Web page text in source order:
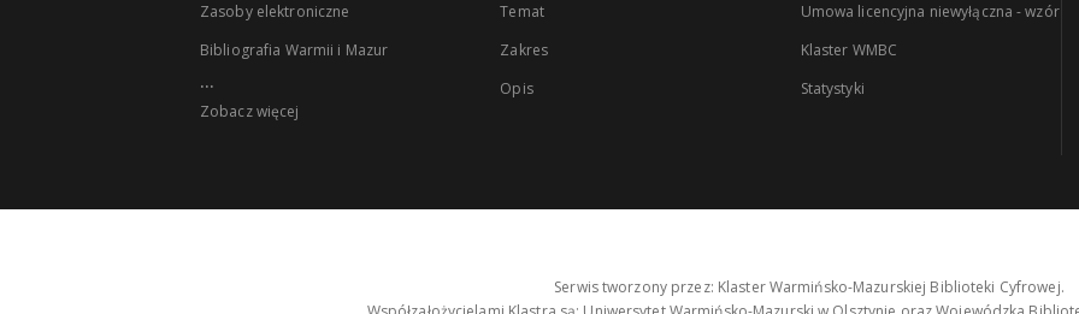
Zasoby elektroniczne
Bibliografia Warmii i Mazur
...
Zobacz więcej
Temat
Zakres
Opis
Umowa licencyjna niewyłączna - wzór
Klaster WMBC
Statystyki
Serwis tworzony przez: Klaster Warmińsko-Mazurskiej Biblioteki Cyfrowej.